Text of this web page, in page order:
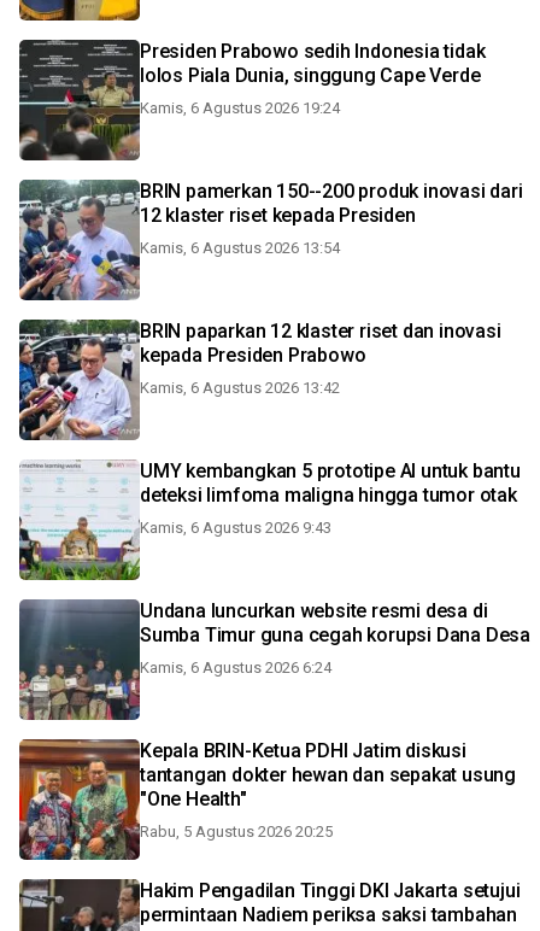
Presiden Prabowo sedih Indonesia tidak
lolos Piala Dunia, singgung Cape Verde
Kamis, 6 Agustus 2026 19:24
BRIN pamerkan 150--200 produk inovasi dari
12 klaster riset kepada Presiden
Kamis, 6 Agustus 2026 13:54
BRIN paparkan 12 klaster riset dan inovasi
kepada Presiden Prabowo
Kamis, 6 Agustus 2026 13:42
UMY kembangkan 5 prototipe AI untuk bantu
deteksi limfoma maligna hingga tumor otak
Kamis, 6 Agustus 2026 9:43
Undana luncurkan website resmi desa di
Sumba Timur guna cegah korupsi Dana Desa
Kamis, 6 Agustus 2026 6:24
Kepala BRIN-Ketua PDHI Jatim diskusi
tantangan dokter hewan dan sepakat usung
"One Health"
Rabu, 5 Agustus 2026 20:25
Hakim Pengadilan Tinggi DKI Jakarta setujui
permintaan Nadiem periksa saksi tambahan